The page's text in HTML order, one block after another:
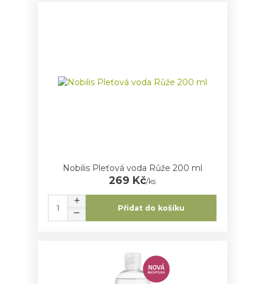
Nobilis Pleťová voda Růže 200 ml
269 Kč/ks
Přidat do košíku